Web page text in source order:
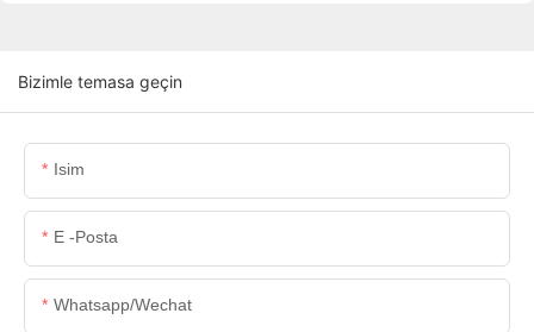
Bizimle temasa geçin
Isim
E -posta
Whatsapp/wechat